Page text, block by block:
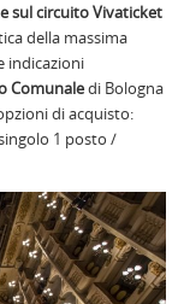
sul circuito Vivaticket
della massima
indicazioni
Comunaledi Bologna
di acquisto:
1 posto /